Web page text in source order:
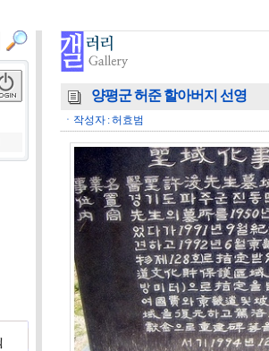
양평군 허준 할아버지 선영
ㆍ작성자 : 허효범